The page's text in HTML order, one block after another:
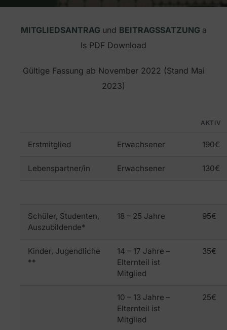
MITGLIEDSANTRAG und BEITRAGSSATZUNG a
ls PDF Download
Gültige Fassung ab November 2022 (Stand Mai
2023)
AKTIV
Erstmitglied Erwachsener 190€
Lebenspartner/in Erwachsener 130€
Schüler, Studenten,
Auszubildende*
18 – 25 Jahre 95€
Kinder, Jugendliche
**
14 – 17 Jahre –
Elternteil ist
Mitglied
35€
10 – 13 Jahre –
Elternteil ist
Mitglied
25€